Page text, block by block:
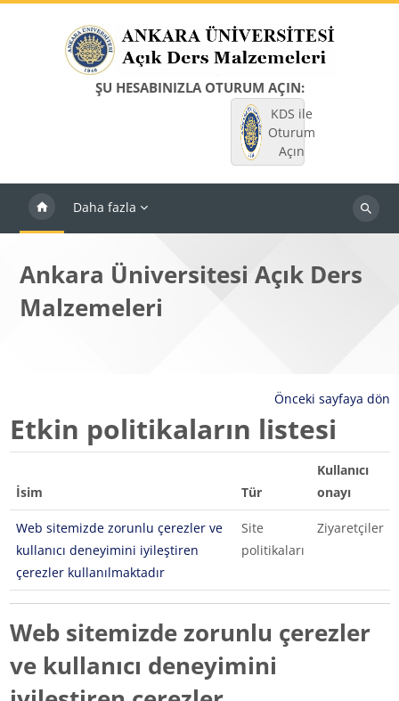
ŞU HESABINIZLA OTURUM AÇIN:
KDS ile
Oturum
Açın
Daha fazla
Dersleri
Ankara Üniversitesi Açık Ders
Malzemeleri
Önceki sayfaya dön
Etkin politikaların listesi
İsim Tür
Kullanıcı
onayı
Web sitemizde zorunlu çerezler ve
kullanıcı deneyimini iyileştiren
çerezler kullanılmaktadır
Site
politikaları
Ziyaretçiler
Web sitemizde zorunlu çerezler
ve kullanıcı deneyimini